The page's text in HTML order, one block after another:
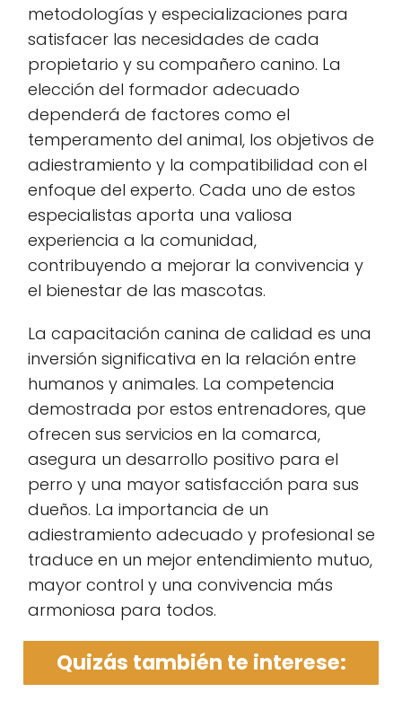
metodologías y especializaciones para
satisfacer las necesidades de cada
propietario y su compañero canino. La
elección del formador adecuado
dependerá de factores como el
temperamento del animal, los objetivos de
adiestramiento y la compatibilidad con el
enfoque del experto. Cada uno de estos
especialistas aporta una valiosa
experiencia a la comunidad,
contribuyendo a mejorar la convivencia y
el bienestar de las mascotas.
La capacitación canina de calidad es una
inversión significativa en la relación entre
humanos y animales. La competencia
demostrada por estos entrenadores, que
ofrecen sus servicios en la comarca,
asegura un desarrollo positivo para el
perro y una mayor satisfacción para sus
dueños. La importancia de un
adiestramiento adecuado y profesional se
traduce en un mejor entendimiento mutuo,
mayor control y una convivencia más
armoniosa para todos.
Quizás también te interese: